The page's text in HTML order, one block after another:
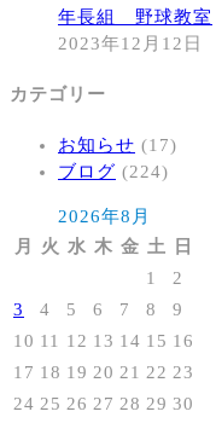
年長組 野球教室
2023年12月12日
カテゴリー
お知らせ (17)
ブログ (224)
2026年8月
月
火 水 木 金 土
日
1
2
3
4 5 6 7 8
9
10 11 12 13 14 15 16
17 18 19 20 21 22 23
24 25 26 27 28 29 30